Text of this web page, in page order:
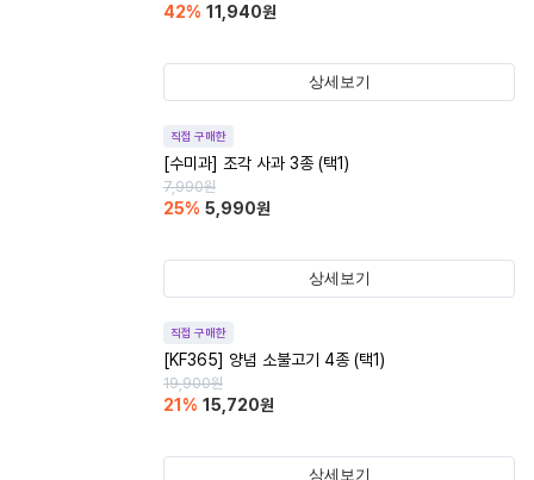
42% 11,940원
상세보기
직접 구매한
[수미과] 조각 사과 3종 (택1)
7,990원
25% 5,990원
상세보기
직접 구매한
[KF365] 양념 소불고기 4종 (택1)
19,900원
21 % 15,720원
상세보기